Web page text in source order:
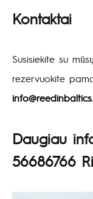
Kontaktai
Susisiekite su
rezervuokite
Daugiau
56686766